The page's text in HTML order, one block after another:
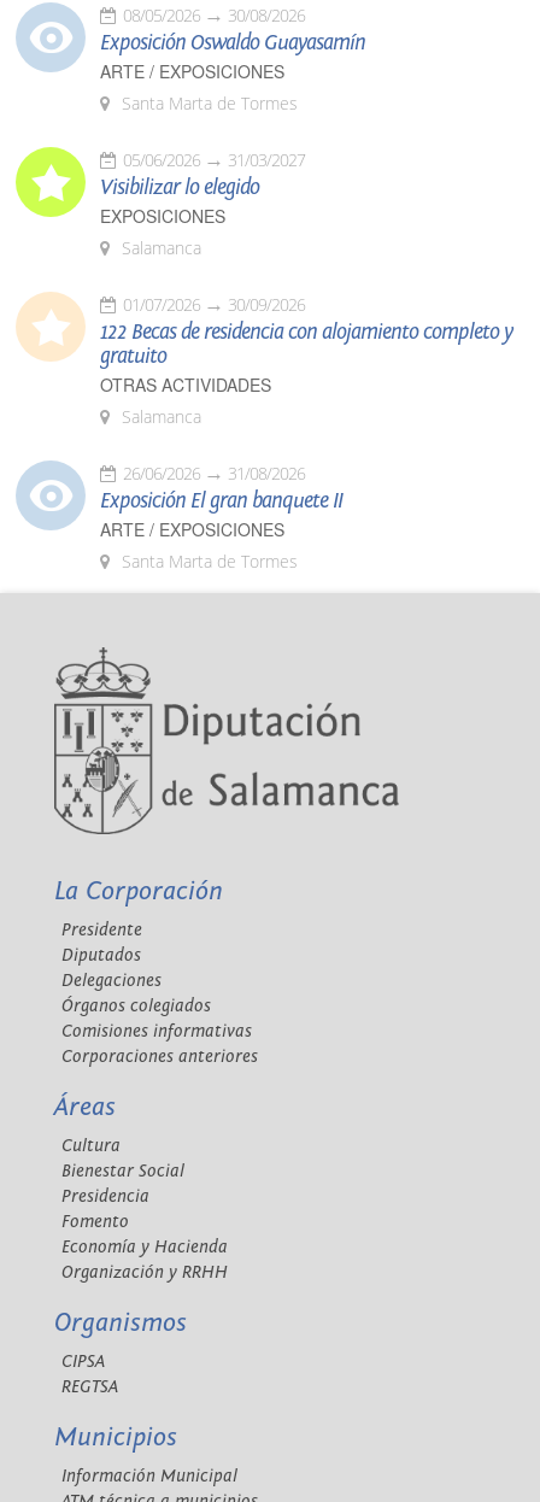
08/05/2026 30/08/2026
Exposición Oswaldo Guayasamín
ARTE / EXPOSICIONES
Santa Marta de Tormes
05/06/2026 31/03/2027
Visibilizar lo elegido
EXPOSICIONES
Salamanca
01/07/2026 30/09/2026
122 Becas de residencia con alojamiento completo y
gratuito
OTRAS ACTIVIDADES
Salamanca
26/06/2026 31/08/2026
Exposición El gran banquete II
ARTE / EXPOSICIONES
Santa Marta de Tormes
La Corporación
Presidente
Diputados
Delegaciones
Órganos colegiados
Comisiones informativas
Corporaciones anteriores
Áreas
Cultura
Bienestar Social
Presidencia
Fomento
Economía y Hacienda
Organización y RRHH
Organismos
CIPSA
REGTSA
Municipios
Información Municipal